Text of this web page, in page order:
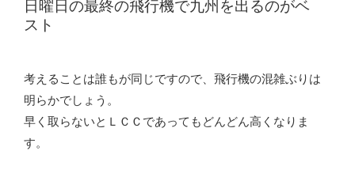
日曜日の最終の飛行機で九州を出るのがベ
スト
考えることは誰もが同じですので、飛行機の混雑ぶりは
明らかでしょう。
早く取らないとＬＣＣであってもどんどん高くなりま
す。